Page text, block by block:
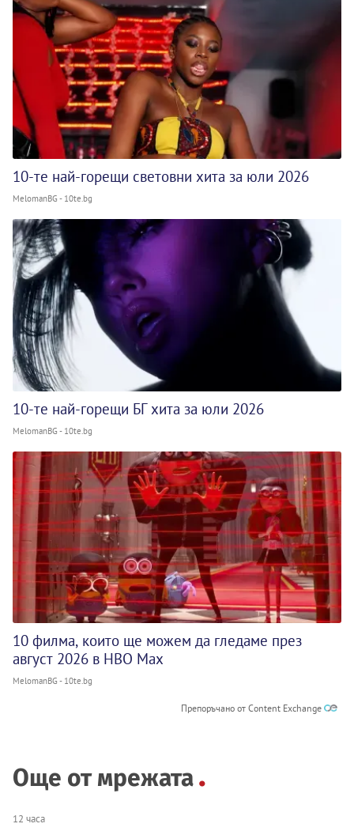
10-те най-горещи световни хита за юли 2026
MelomanBG - 10te.bg
10-те най-горещи БГ хита за юли 2026
MelomanBG - 10te.bg
10 филма, които ще можем да гледаме през
август 2026 в HBO Max
MelomanBG - 10te.bg
Препоръчано от Content Exchange
Още от мрежата
12 часа